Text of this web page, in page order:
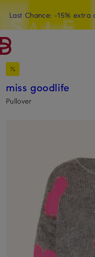
ZUM HAUPTINHALT
Last Chance: -15% extra
20€-
miss goodlife
Pullover